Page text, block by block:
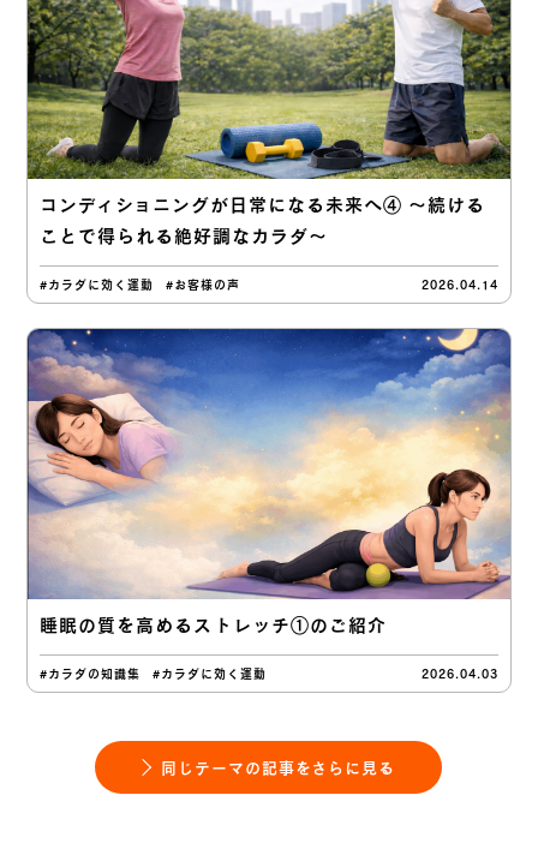
コンディショニングが日常になる未来へ④ 〜続ける
ことで得られる絶好調なカラダ〜
#カラダに効く運動 #お客様の声 2026.04.14
睡眠の質を高めるストレッチ①のご紹介
#カラダの知識集 #カラダに効く運動 2026.04.03
同じテーマの記事をさらに見る